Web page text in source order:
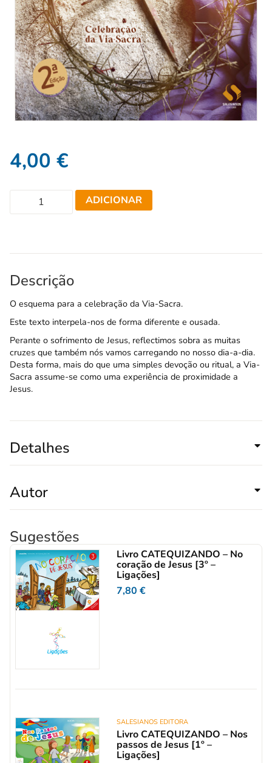
4,00 €
ADICIONAR
Descrição
O esquema para a celebração da Via-Sacra.
Este texto interpela-nos de forma diferente e ousada.
Perante o sofrimento de Jesus, reflectimos sobra as muitas
cruzes que também nós vamos carregando no nosso dia-a-dia.
Desta forma, mais do que uma simples devoção ou ritual, a Via-
Sacra assume-se como uma experiência de proximidade a
Jesus.
Detalhes
Autor
Sugestões
Livro CATEQUIZANDO – No
coração de Jesus [3º –
Ligações]
7,80€
SALESIANOS EDITORA
Livro CATEQUIZANDO – Nos
passos de Jesus [1º –
Ligações]